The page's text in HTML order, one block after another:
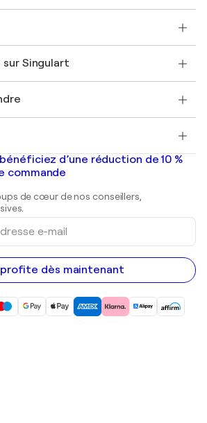
commercial
d'art original
qu'Artiste
Singulart
vendre
d’une réduction de 10 %
commande
de cœur de nos conseillers,
profite dès maintenant